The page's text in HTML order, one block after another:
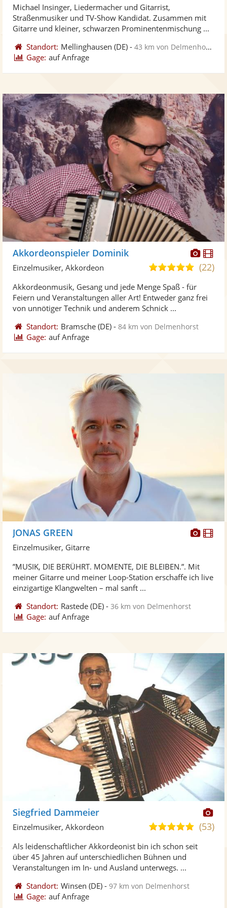
Sternen
Michael Insinger, Liedermacher und Gitarrist,
Straßenmusiker und TV-Show Kandidat. Zusammen mit
Gitarre und kleiner, schwarzen Prominentenmischung ...
Standort: Mellinghausen (DE) -43 km von Delmenhorst
Gage: auf Anfrage
Akkordeonspieler Dominik
5,0
5
(22)
Einzelmusiker, Akkordeon
Akkordeonmusik, Gesang und jede Menge Spaß - für
Feiern und Veranstaltungen aller Art! Entweder ganz frei
von unnötiger Technik und anderem Schnick ...
Standort: Bramsche (DE) -84 km von Delmenhorst
Gage: auf Anfrage
JONAS GREEN
Einzelmusiker, Gitarre
”MUSIK, DIE BERÜHRT. MOMENTE, DIE BLEIBEN.”. Mit
meiner Gitarre und meiner Loop-Station erschaffe ich live
einzigartige Klangwelten – mal sanft ...
Standort: Rastede (DE) -36 km von Delmenhorst
Gage: auf Anfrage
Siegfried Dammeier
5,0
5
(53)
Einzelmusiker, Akkordeon
Als leidenschaftlicher Akkordeonist bin ich schon seit
über 45 Jahren auf unterschiedlichen Bühnen und
Veranstaltungen im In- und Ausland unterwegs. ...
Standort: Winsen (DE) -97 km von Delmenhorst
Gage: auf Anfrage